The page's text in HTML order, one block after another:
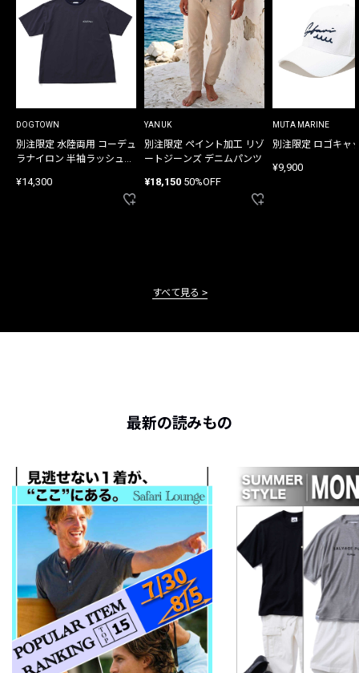
DOGTOWN
別注限定 水陸両用 コーデュ
ラナイロン 半袖ラッシュガ
¥14,300
YANUK
別注限定 ペイント加工 リゾ
ートジーンズ デニムパンツ
¥18,150 50%OFF
MUTA MARINE
別注限定 ロゴキャ
¥9,900
すべて見る
最新の読みもの